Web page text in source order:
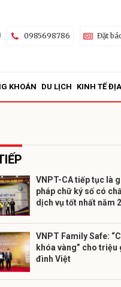
0985698786 Đặt
KHOÁN DU LỊCH KINH TẾ
VNPT-CA tiếp tục là
pháp chữ ký số có
dịch vụ tốt nhất năm
VNPT Family Safe:
khóa vàng” cho triệu
đình Việt